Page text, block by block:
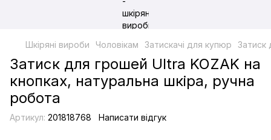
Шкіряні вироби Чоловікам Затискачі для купюр Затиск
Затиск для грошей Ultra KOZAK на
кнопках, натуральна шкіра, ручна
робота
Артикул: 201818768 Написати відгук